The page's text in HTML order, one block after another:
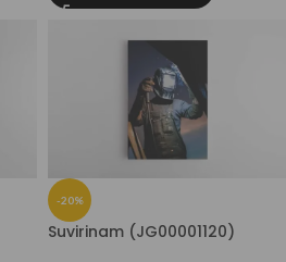
-20%
Suvirinam (JG00001120)